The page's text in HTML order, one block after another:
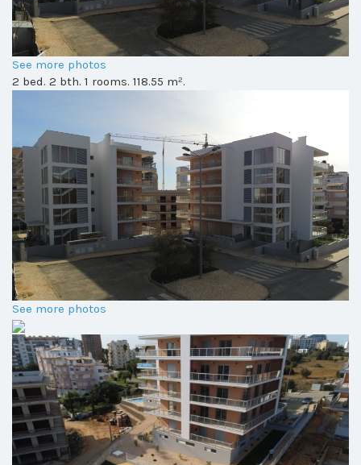
See more photos
2 bed. 2 bth. 1 rooms. 118.55 m².
See more photos